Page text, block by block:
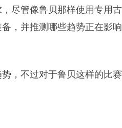
尽管像鲁贝那样使用专用
，并推测哪些趋势正在影
，不过对于鲁贝这样的比